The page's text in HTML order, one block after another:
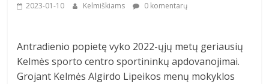
2023-01-10 Kelmiškiams 0 komentarų
Antradienio popietę vyko 2022-ųjų metų geriausių
Kelmės sporto centro sportininkų apdovanojimai.
Grojant Kelmės Algirdo Lipeikos menų mokyklos